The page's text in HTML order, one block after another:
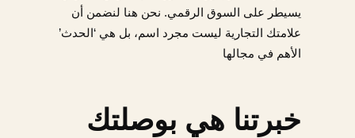
يسيطر على السوق الرقمي. نحن هنا لنضمن أن
علامتك التجارية ليست مجرد اسم، بل هي ‘الحدث’
الأهم في مجالها
خبرتنا هي بوصلتك